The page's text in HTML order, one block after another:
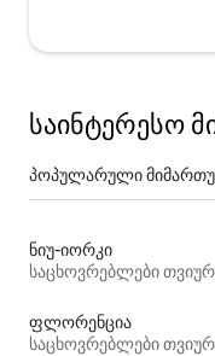
საინტერესო
პოპულარული
ნიუ-იორკი
საცხოვრებლები
ფლორენცია
საცხოვრებლები